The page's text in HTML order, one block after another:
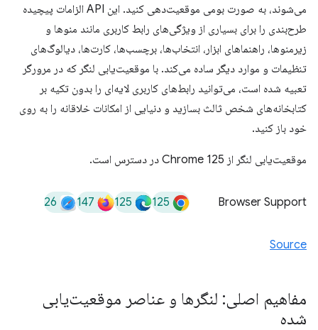
می‌شوند، به صورت بومی موقعیت‌دهی کنید. این API الزامات پیچیده
طرح‌بندی را برای بسیاری از ویژگی‌های رابط کاربری مانند منوها و
زیرمنوها، راهنماهای ابزار، انتخاب‌ها، برچسب‌ها، کارت‌ها، دیالوگ‌های
تنظیمات و موارد دیگر ساده می‌کند. با موقعیت‌یابی لنگر که در مرورگر
تعبیه شده است، می‌توانید رابط‌های کاربری لایه‌ای را بدون تکیه بر
کتابخانه‌های شخص ثالث بسازید و دنیایی از امکانات خلاقانه را به روی
خود باز کنید.
موقعیت‌یابی لنگر از Chrome 125 در دسترس است.
Browser Support
125
125
147
26
Source
مفاهیم اصلی: لنگرها و عناصر موقعیت‌یابی
شده